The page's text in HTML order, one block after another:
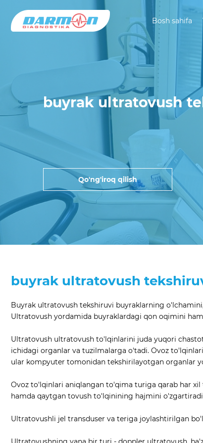
Bosh sahifa
buyrak ultratovush
Qo'ng'iroq qilish
buyrak ultratovush
Buyrak ultratovush tekshiruvi buyraklarning
Ultratovush yordamida buyraklardagi qon oqimini
Ultratovush ultratovush to'lqinlarini juda yuqori
ichidagi organlar va tuzilmalarga o'tadi. Ovoz
ular kompyuter tomonidan tekshirilayotgan organlar
Ovoz to'lqinlari aniqlangan to'qima turiga qarab har
hamda qaytgan tovush to'lqinining hajmini
Ultratovushli jel transduser va teriga joylashtirilgan